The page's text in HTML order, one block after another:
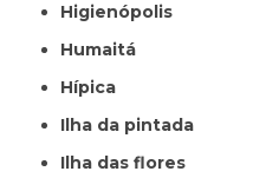
Higienópolis
Humaitá
Hípica
Ilha da pintada
Ilha das flores